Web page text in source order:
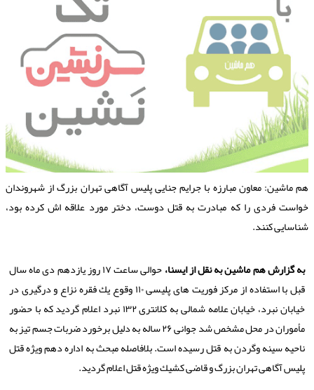
ماشین: معاون مبارزه با جرایم جنایی پلیس آگاهی تهران بزرگ از شهروندان
فردی را كه مبادرت به قتل دوست، دختر مورد علاقه اش كرده بود،
كنند.
به گزارش هم ماشین به نقل از ایسنا،
حوالی ساعت ۱۷ روز یازدهم دی ماه سال
قبل با استفاده از مركز فوریت های پلیسی ۱۱۰ وقوع یك فقره نزاع و درگیری در
خیابان نبرد، خیابان علامه شمالی به كلانتری ۱۳۲ نبرد اعلام گردید كه با حضور
مأموران در محل مشخص شد جوانی ۲۶ ساله به دلیل برخورد ضربات جسم تیز به
ناحیه سینه وگردن به قتل رسیده است. بلافاصله مبحث به اداره دهم ویژه قتل
پلیس آگاهی تهران بزرگ و قاضی كشیك ویژه قتل اعلام گردید.